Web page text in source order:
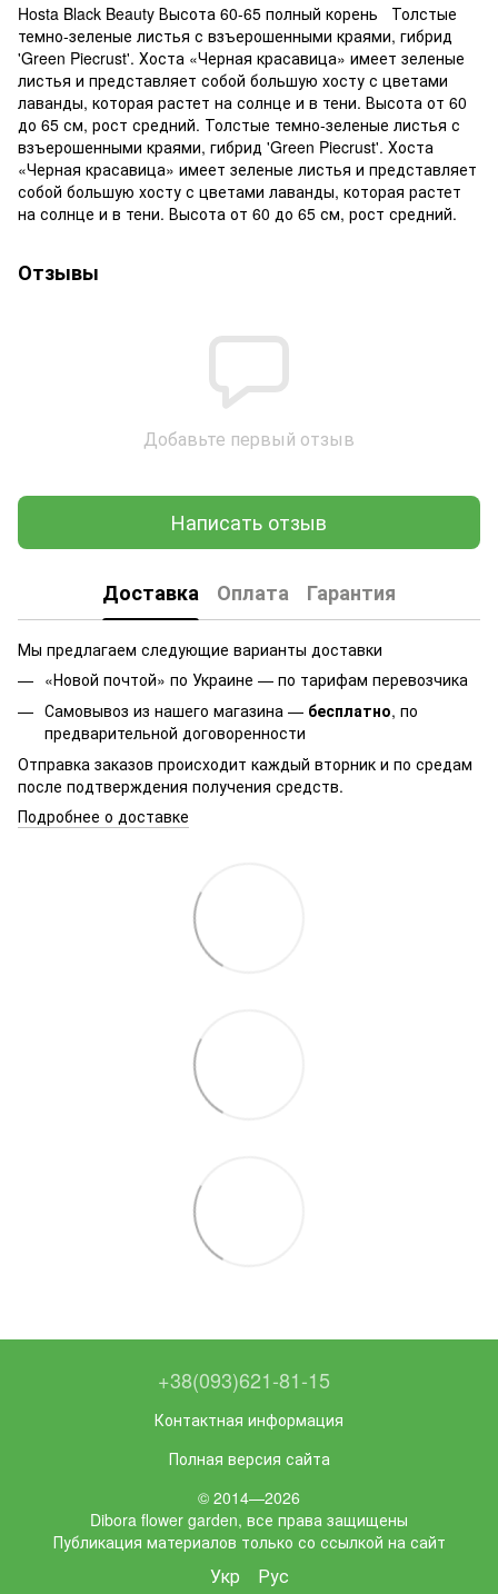
Hosta Black Beauty Высота 60-65 полный корень Толстые
темно-зеленые листья с взъерошенными краями, гибрид
'Green Piecrust'. Хоста «Черная красавица» имеет зеленые
листья и представляет собой большую хосту с цветами
лаванды, которая растет на солнце и в тени. Высота от 60
до 65 см, рост средний. Толстые темно-зеленые листья с
взъерошенными краями, гибрид 'Green Piecrust'. Хоста
«Черная красавица» имеет зеленые листья и представляет
собой большую хосту с цветами лаванды, которая растет
на солнце и в тени. Высота от 60 до 65 см, рост средний.
Отзывы
Добавьте первый отзыв
Написать отзыв
Доставка Оплата Гарантия
Мы предлагаем следующие варианты доставки
«Новой почтой» по Украине — по тарифам перевозчика
Самовывоз из нашего магазина — бесплатно, по
предварительной договоренности
Отправка заказов происходит каждый вторник и по средам
после подтверждения получения средств.
Подробнее о доставке
+38(093)621-81-15
Контактная информация
Полная версия сайта
© 2014—2026
Dibora flower garden, все права защищены
Публикация материалов только со ссылкой на сайт
Укр Рус